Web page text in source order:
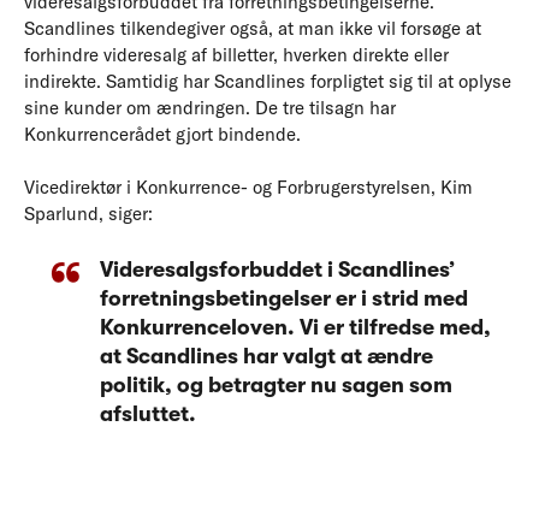
Scandlines tilkendegiver også, at man ikke vil forsøge at
forhindre videresalg af billetter, hverken direkte eller
indirekte. Samtidig har Scandlines forpligtet sig til at oplyse
sine kunder om ændringen. De tre tilsagn har
Konkurrencerådet gjort bindende.
Vicedirektør i Konkurrence- og Forbrugerstyrelsen, Kim
Sparlund, siger:
Videresalgsforbuddet i Scandlines’
forretningsbetingelser er i strid med
Konkurrenceloven. Vi er tilfredse med,
at Scandlines har valgt at ændre
politik, og betragter nu sagen som
afsluttet.